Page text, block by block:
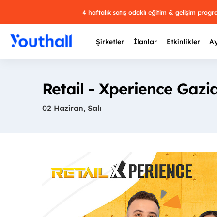
4 haftalık satış odaklı eğitim & gelişim
Şirketler İlanlar Etkinlikler
Retail - Xperience
02 Haziran, Salı